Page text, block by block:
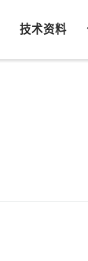
技术资料